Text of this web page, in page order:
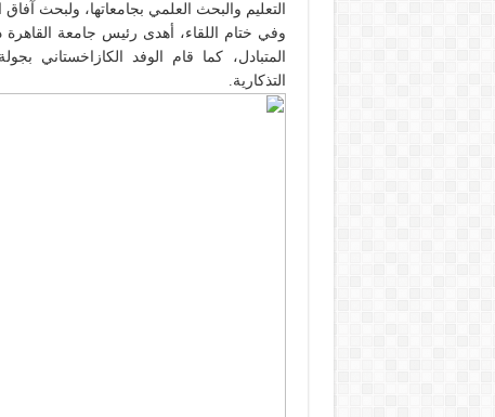
التعليم والبحث العلمي بجامعاتها، ولبحث
وفي ختام اللقاء، أهدى رئيس جامعة القاهرة
المتبادل، كما قام الوفد الكازاخستاني
التذكارية.